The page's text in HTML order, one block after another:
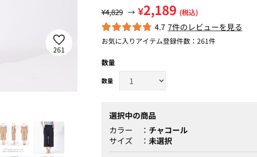
261
¥4,829 → ¥2,189 (税込)
4.7 7件のレビューを見る
お気に入りアイテム登録件数： 261件
数量
選択中の商品
カラー
チャコール
サイズ
未選択